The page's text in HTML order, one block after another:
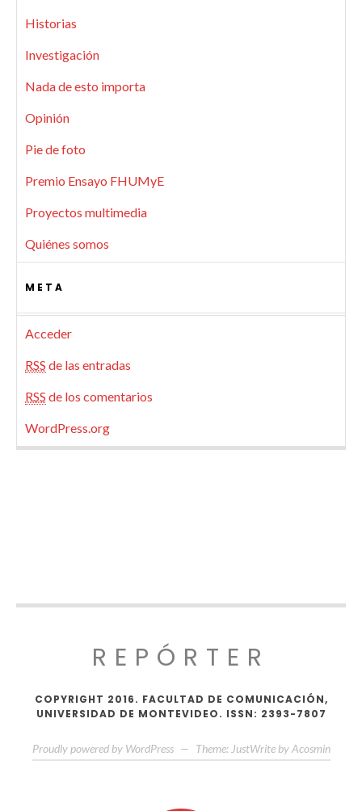
Historias
Investigación
Nada de esto importa
Opinión
Pie de foto
Premio Ensayo FHUMyE
Proyectos multimedia
Quiénes somos
META
Acceder
RSS de las entradas
RSS de los comentarios
WordPress.org
REPÓRTER
COPYRIGHT 2016. FACULTAD DE COMUNICACIÓN,
UNIVERSIDAD DE MONTEVIDEO. ISSN: 2393-7807
Proudly powered by WordPress — Theme: JustWrite by Acosmin